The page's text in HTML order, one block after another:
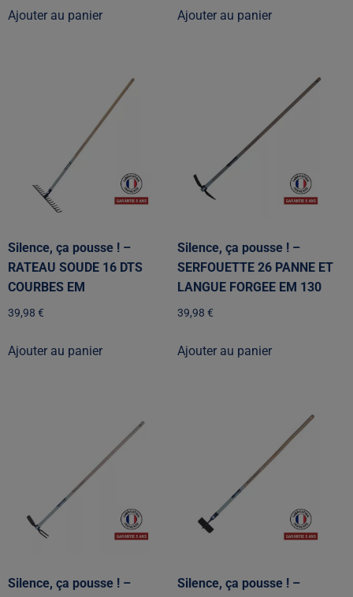
Ajouter au panier Ajouter au panier
Silence, ça pousse ! –
RATEAU SOUDE 16 DTS
COURBES EM
39,98 €
Ajouter au panier
Silence, ça pousse ! –
SERFOUETTE 26 PANNE ET
LANGUE FORGEE EM 130
39,98 €
Ajouter au panier
Silence, ça pousse ! –
Silence, ça pousse ! –